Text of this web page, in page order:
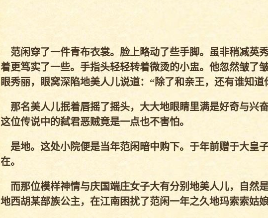
范闲穿了一件青布衣裳。脸上略动了些手脚。虽非稍减英
着更笃实了一些。手指头轻轻转着微烫的小盅。他忽然皱了
眼秀丽，眼窝深陷地美人儿说道：“除了和亲王，还有谁知道
那名美人儿抿着唇摇了摇头，大大地眼睛里满是好奇与兴
这位传说中的弑君恶贼竟是一点也不害怕。
是地。这处小院便是当年范闲暗中购下。于年前赠于大皇
在。
而那位模样神情与庆国端庄女子大有分别地美人儿，自然
地西胡某部族公主，在江南困扰了范闲一年之久地玛索索姑娘